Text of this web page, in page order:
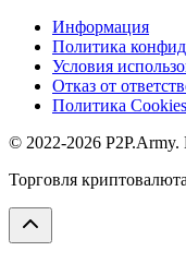
Информация
Политика
Условия
Отказ от
Политика
© 2022-2026
Торговля